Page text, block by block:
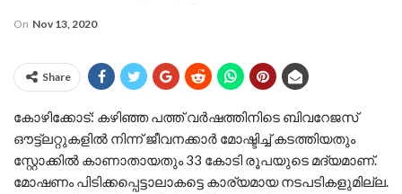
On Nov 13, 2020
Share
കോഴിക്കോട്: കഴിഞ്ഞ പത്ത് വര്‍ഷത്തിനിടെ ബിവറേജസ്
ഔട്ട്‌ലറ്റുകളില്‍ നിന്ന് ജീവനക്കാര്‍ മോഷ്ടിച്ച് കടത്തിയതും
സ്റ്റോക്കില്‍ കാണാതായതും 33 കോടി രൂപയുടെ മദ്യമാണ്.
മോഷണം പിടിക്കപ്പെട്ടാലാകട്ടെ കാര്യമായ നടപടികളുമില്ല.